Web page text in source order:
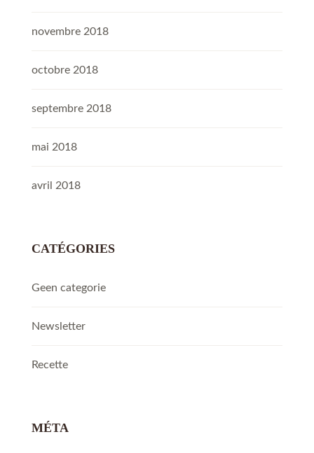
novembre 2018
octobre 2018
septembre 2018
mai 2018
avril 2018
CATÉGORIES
Geen categorie
Newsletter
Recette
MÉTA